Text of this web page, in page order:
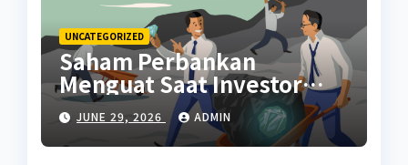
UNCATEGORIZED
Saham Perbankan
Menguat Saat Investor
Kembali Aktif
JUNE 29, 2026 ADMIN